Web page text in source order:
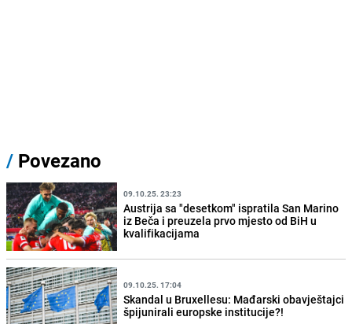
/ Povezano
09.10.25. 23:23
Austrija sa "desetkom" ispratila San Marino
iz Beča i preuzela prvo mjesto od BiH u
kvalifikacijama
09.10.25. 17:04
Skandal u Bruxellesu: Mađarski obavještajci
špijunirali europske institucije?!